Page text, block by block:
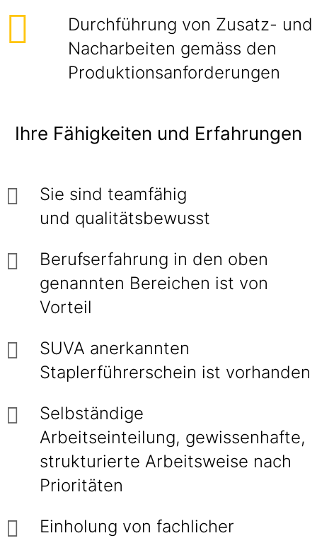
Durchführung von Zusatz- und
Nacharbeiten gemäss den
Produktionsanforderungen
Ihre Fähigkeiten und Erfahrungen
Sie sind teamfähig
und qualitätsbewusst
Berufserfahrung in den oben
genannten Bereichen ist von
Vorteil
SUVA anerkannten
Staplerführerschein ist vorhanden
Selbständige
Arbeitseinteilung, gewissenhafte,
strukturierte Arbeitsweise nach
Prioritäten
Einholung von fachlicher